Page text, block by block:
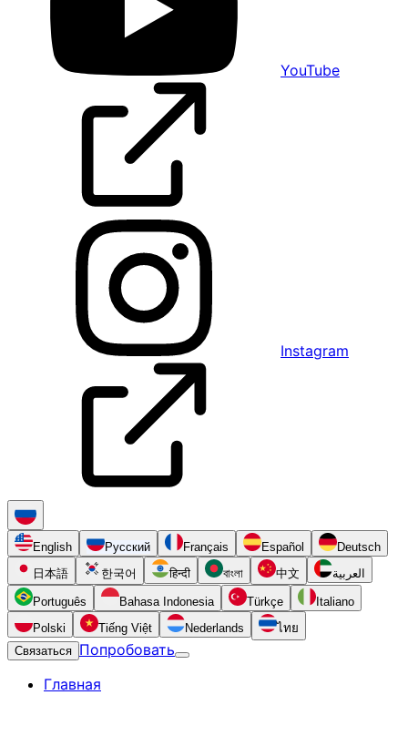
YouTube
Instagram
English Русский Français Español
Deutsch
日本語
한국어 हिन्दी বাংলা 中文 العربية
Português Bahasa Indonesia Türkçe
Italiano
Polski
Tiếng Việt Nederlands
ไทย
Связаться Попробовать
Главная